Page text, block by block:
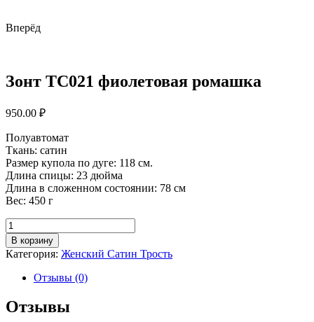
Вперёд
Зонт ТС021 фиолетовая ромашка
950.00 ₽
Полуавтомат
Ткань: сатин
Размер купола по дуге: 118 см.
Длина спицы: 23 дюйма
Длина в сложенном состоянии: 78 см
Вес: 450 г
Количество
товара
Зонт
ТС021
фиолетовая
ромашка
В корзину
Категория: Женский Сатин Трость
Отзывы (0)
Отзывы